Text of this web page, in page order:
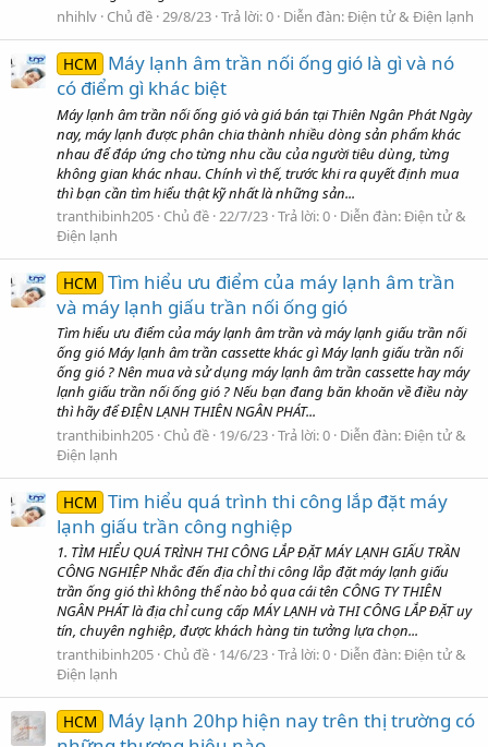
nhihlv Chủ đề 29/8/23 Trả lời: 0 Diễn đàn:Điện tử & Điện lạnh
HCM
Máy lạnh âm trần nối ống gió là gì và nó
có điểm gì khác biệt
Máy lạnh âm trần nối ống gió và giá bán tại Thiên Ngân Phát Ngày
nay, máy lạnh được phân chia thành nhiều dòng sản phẩm khác
nhau để đáp ứng cho từng nhu cầu của người tiêu dùng, từng
không gian khác nhau. Chính vì thế, trước khi ra quyết định mua
thì bạn cần tìm hiểu thật kỹ nhất là những sản...
tranthibinh205 Chủ đề 22/7/23 Trả lời: 0 Diễn đàn:Điện tử &
Điện lạnh
HCM Tìm hiểu ưu điểm của máy lạnh âm trần
và máy lạnh giấu trần nối ống gió
Tìm hiểu ưu điểm của máy lạnh âm trần và máy lạnh giấu trần nối
ống gió Máy lạnh âm trần cassette khác gì Máy lạnh giấu trần nối
ống gió ? Nên mua và sử dụng máy lạnh âm trần cassette hay máy
lạnh giấu trần nối ống gió ? Nếu bạn đang băn khoăn về điều này
thì hãy để ĐIỆN LẠNH THIÊN NGÂN PHÁT...
tranthibinh205 Chủ đề 19/6/23 Trả lời: 0 Diễn đàn:Điện tử &
Điện lạnh
HCM Tim hiểu quá trình thi công lắp đặt máy
lạnh giấu trần công nghiệp
1. TÌM HIỂU QUÁ TRÌNH THI CÔNG LẮP ĐẶT MÁY LẠNH GIẤU TRẦN
CÔNG NGHIỆP Nhắc đến địa chỉ thi công lắp đặt máy lạnh giấu
trần ống gió thì không thể nào bỏ qua cái tên CÔNG TY THIÊN
NGÂN PHÁT là địa chỉ cung cấp MÁY LẠNH và THI CÔNG LẮP ĐẶT uy
tín, chuyên nghiệp, được khách hàng tin tưởng lựa chọn...
tranthibinh205 Chủ đề 14/6/23 Trả lời: 0 Diễn đàn:Điện tử &
Điện lạnh
HCM
Máy lạnh 20hp hiện nay trên thị trường có